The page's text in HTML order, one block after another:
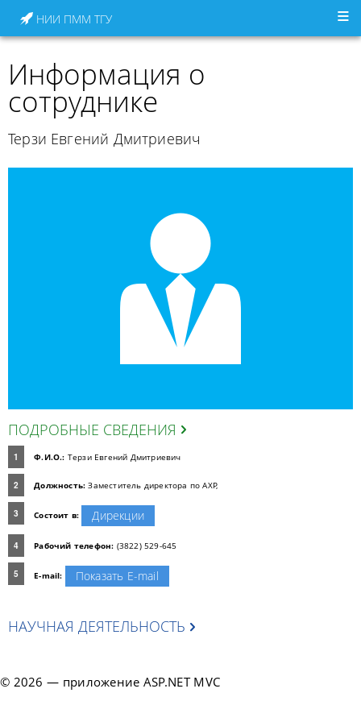
НИИ ПММ ТГУ
Информация о
сотруднике
Терзи Евгений Дмитриевич
ПОДРОБНЫЕ СВЕДЕНИЯ
Ф.И.О.: Терзи Евгений Дмитриевич
Должность:Заместитель директора по АХР,
Состоит в: Дирекции
Рабочий телефон: (3822) 529-645
E-mail: Показать E-mail
НАУЧНАЯ ДЕЯТЕЛЬНОСТЬ
© 2026 — приложение ASP.NET MVC